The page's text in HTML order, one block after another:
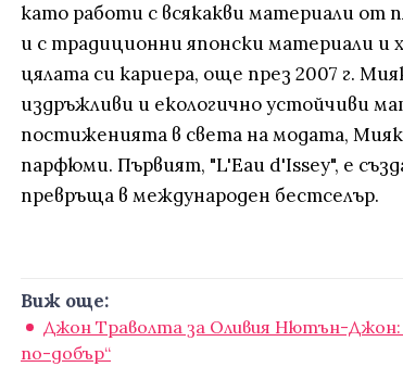
като работи с всякакви материали от
и с традиционни японски материали и
цялата си кариера, още през 2007 г.
издръжливи и екологично устойчиви
постиженията в света на модата,
парфюми. Първият, "L'Eau d'Issey", е
превръща в международен бестселър.
Виж още:
Джон Траволта за Оливия Нютън-Джон:
по-добър“